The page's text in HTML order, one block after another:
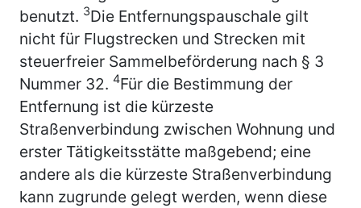
benutzt. 3Die Entfernungspauschale gilt
nicht für Flugstrecken und Strecken mit
steuerfreier Sammelbeförderung nach § 3
Nummer 32. 4Für die Bestimmung der
Entfernung ist die kürzeste
Straßenverbindung zwischen Wohnung und
erster Tätigkeitsstätte maßgebend; eine
andere als die kürzeste Straßenverbindung
kann zugrunde gelegt werden, wenn diese